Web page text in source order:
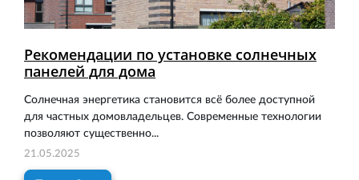
Рекомендации по установке солнечных
панелей для дома
Солнечная энергетика становится всё более доступной
для частных домовладельцев. Современные технологии
позволяют существенно...
21.05.2025